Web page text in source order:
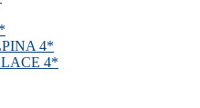
4*
4*